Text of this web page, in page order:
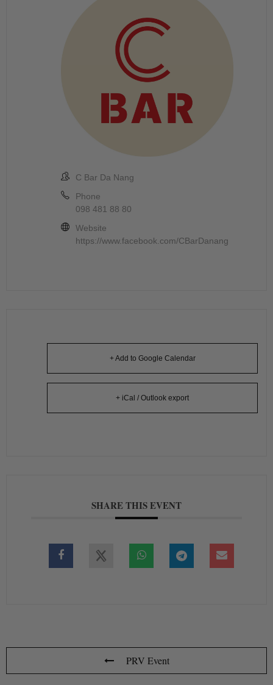
C Bar Da Nang
Phone
098 481 88 80
Website
https://www.facebook.com/CBarDanang
+ Add to Google Calendar
+ iCal / Outlook export
SHARE THIS EVENT
PRV Event